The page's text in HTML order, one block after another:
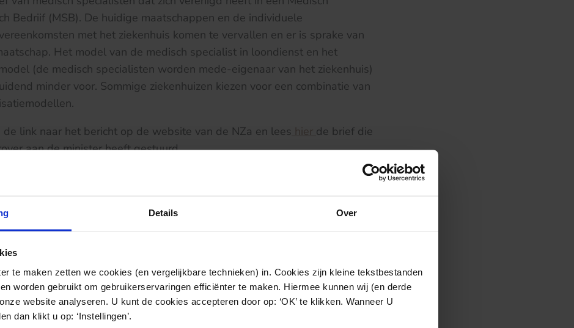
Details Over
te maken zetten we cookies (en vergelijkbare technieken) in. Cookies zijn kleine tekstbestanden
worden gebruikt om gebruikerservaringen efficiënter te maken. Hiermee kunnen wij (en derde
website analyseren. U kunt de cookies accepteren door op: ‘OK’ te klikken. Wanneer U
dan klikt u op: ‘Instellingen’.
Bedriif (MSB). De huidige maatschappen en de individuele
met het ziekenhuis komen te vervallen en er is sprake van
Het model van de medisch specialist in loondienst en het
(de medisch specialisten worden mede-eigenaar van het ziekenhuis)
minder voor. Sommige ziekenhuizen kiezen voor een combinatie van
de link naar het bericht op de website van de NZa en lees hier de brief die
aan de minister heeft gestuurd.